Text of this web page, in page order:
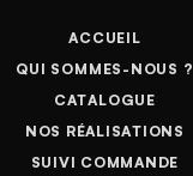
ACCUEIL
QUI SOMMES-NOUS ?
CATALOGUE
NOS RÉALISATIONS
SUIVI COMMANDE